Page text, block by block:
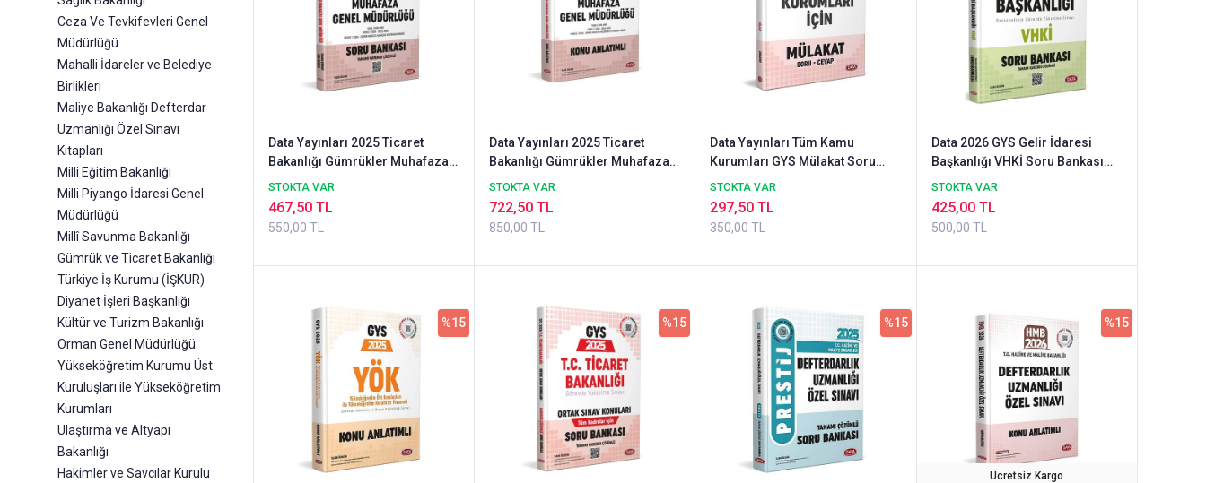
Ceza Ve Tevkifevleri Genel
Müdürlüğü
Mahalli İdareler ve Belediye
Birlikleri
Maliye Bakanlığı Defterdar
Uzmanlığı Özel Sınavı
Kitapları
Milli Eğitim Bakanlığı
Milli Piyango İdaresi Genel
Müdürlüğü
Millî Savunma Bakanlığı
Gümrük ve Ticaret Bakanlığı
Türkiye İş Kurumu (İŞKUR)
Diyanet İşleri Başkanlığı
Kültür ve Turizm Bakanlığı
Orman Genel Müdürlüğü
Yükseköğretim Kurumu Üst
Kuruluşları ile Yükseköğretim
Kurumları
Ulaştırma ve Altyapı
Bakanlığı
Hakimler ve Savcılar Kurulu
Data Yayınları 2025 Ticaret
Bakanlığı Gümrükler Muhafaza
Genel Müdürlüğü GYS Soru
Bankası - Karekod Çözümlü
STOKTA VAR
550,00 TL
467,50 TL
Data Yayınları 2025 Ticaret
Bakanlığı Gümrükler Muhafaza
Genel Müdürlüğü GYS Konu
Anlatımlı
STOKTA VAR
850,00 TL
722,50 TL
Data Yayınları Tüm Kamu
Kurumları GYS Mülakat Soru
Cevap
STOKTA VAR
350,00 TL
297,50 TL
Data 2026 GYS Gelir İdaresi
Başkanlığı VHKİ Soru Bankası
Çözümlü Görevde Yükselme
Data Yayınları
STOKTA VAR
500,00 TL
425,00 TL
%15 %15 %15
Ücretsiz Kargo
%15